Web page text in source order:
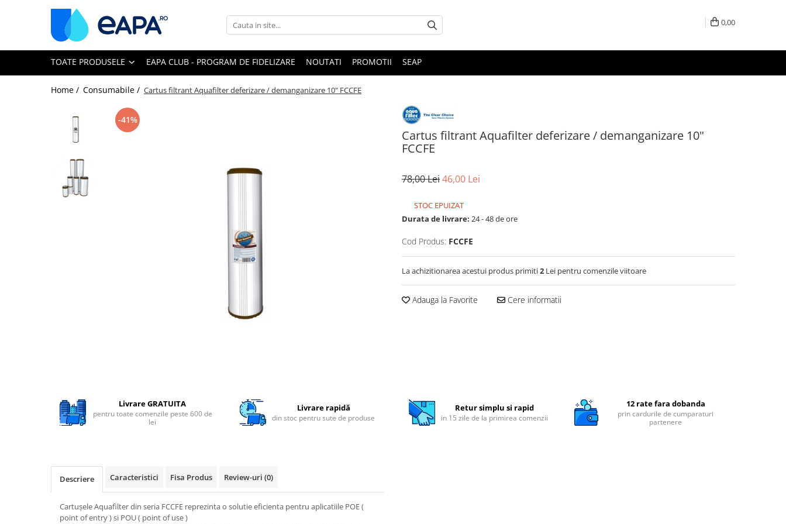
Toate Produsele
Dedurizare
Dedurizator tip Cabinet
Dedurizator Simplex
Dedurizator Duplex
Filtre 20" slim
Cartuse Big Blue 20"
Seturi de cartuse
Cartuse diverse
0,00
TOATE PRODUSELE EAPA CLUB - PROGRAM DE FIDELIZARE NOUTATI PROMOTII SEAP
Home / Consumabile / Cartus filtrant Aquafilter deferizare / demanganizare 10" FCCFE
Cartus filtrant Aquafilter deferizare / demanganizare 10"
FCCFE
-41%
78,00 Lei46,00 Lei
STOC EPUIZAT
Durata de livrare: 24 - 48 de ore
Cod Produs: FCCFE
La achizitionarea acestui produs primiti2 Lei pentru comenzile viitoare
Adauga la Favorite Cere informatii
Livrare GRATUITA
pentru toate comenzile peste 600 de
lei
Livrare rapidă
din stoc pentru sute de produse
Retur simplu si rapid
in 15 zile de la primirea comenzii
12 rate fara dobanda
prin cardurile de cumparaturi
partenere
Descriere Caracteristici Fisa Produs Review-uri (0)
Cartușele Aquafilter din seria FCCFE reprezinta o solutie eficienta pentru aplicatiile POE (
point of entry ) si POU ( point of use )